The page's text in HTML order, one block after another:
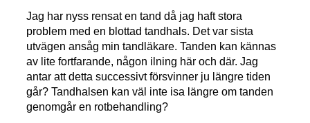
Jag har nyss rensat en tand då jag haft stora
problem med en blottad tandhals. Det var sista
utvägen ansåg min tandläkare. Tanden kan kännas
av lite fortfarande, någon ilning här och där. Jag
antar att detta successivt försvinner ju längre tiden
går? Tandhalsen kan väl inte isa längre om tanden
genomgår en rotbehandling?